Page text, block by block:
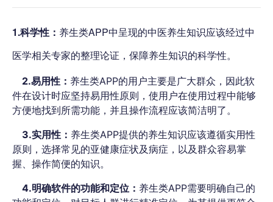
1.科学性： 养生类APP中呈现的中医养生知识应该经过中
医学相关专家的整理论证，保障养生知识的科学性。
2.易用性： 养生类APP的用户主要是广大群众，因此软
件在设计时应坚持易用性原则，使用户在使用过程中能够
方便地找到所需功能，并且操作流程应该简洁明了。
3.实用性： 养生类APP提供的养生知识应该遵循实用性
原则，选择常见的亚健康症状及病症，以及群众容易掌
握、操作简便的知识。
4.明确软件的功能和定位： 养生类APP需要明确自己的